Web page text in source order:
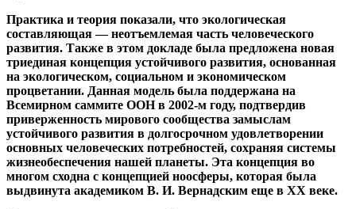
Практика и теория показали, что экологическая
составляющая — неотъемлемая часть человеческого
развития. Также в этом докладе была предложена новая
триединая концепция устойчивого развития, основанная
на экологическом, социальном и экономическом
процветании. Данная модель была поддержана на
Всемирном саммите ООН в 2002-м году, подтвердив
приверженность мирового сообщества замыслам
устойчивого развития в долгосрочном удовлетворении
основных человеческих потребностей, сохраняя системы
жизнеобеспечения нашей планеты. Эта концепция во
многом сходна с концепцией ноосферы, которая была
выдвинута академиком В. И. Вернадским еще в XX веке.